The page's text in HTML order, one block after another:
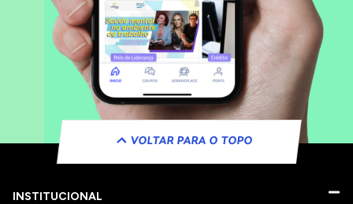
VOLTAR PARA O TOPO
INSTITUCIONAL